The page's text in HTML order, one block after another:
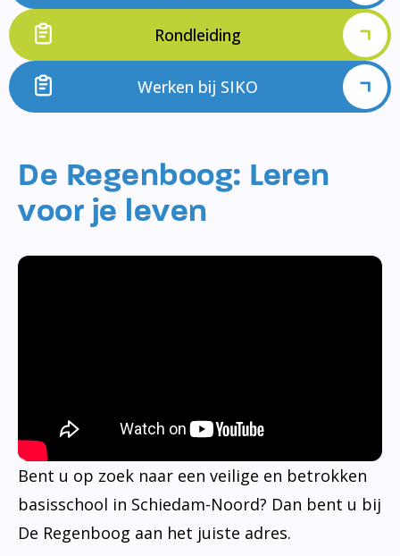
Rondleiding
Werken bij SIKO
De Regenboog: Leren
voor je leven
Bent u op zoek naar een veilige en betrokken
basisschool in Schiedam-Noord? Dan bent u bij
De Regenboog aan het juiste adres.